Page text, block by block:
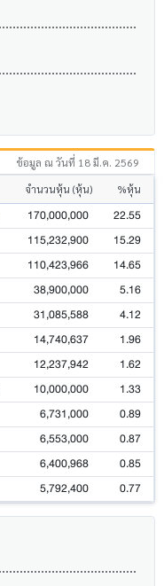
ข้อมูล ณ วันที่ 18 มี.ค. 2569
จำนวนหุ้น (หุ้น) %หุ้น
170,000,000 22.55
115,232,900 15.29
110,423,966 14.65
38,900,000 5.16
31,085,588 4.12
14,740,637 1.96
12,237,942 1.62
10,000,000 1.33
6,731,000 0.89
6,553,000 0.87
6,400,968 0.85
5,792,400 0.77